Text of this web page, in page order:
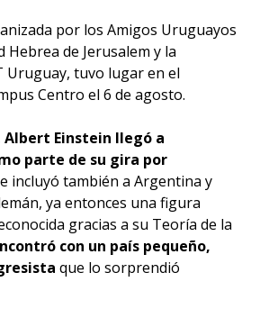
por los Amigos Uruguayos
Hebrea de Jerusalem y la
Uruguay, tuvo lugar en el
Centro el 6 de agosto.
Albert Einstein llegó a
parte de su gira por
incluyó también a Argentina y
ya entonces una figura
gracias a su Teoría de la
con un país pequeño,
que lo sorprendió